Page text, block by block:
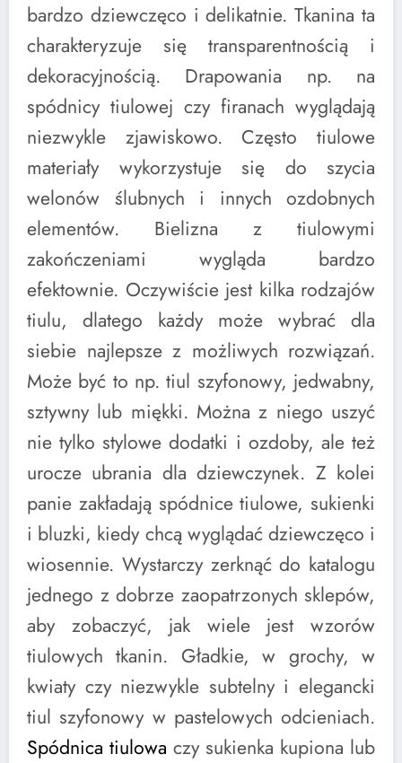
bardzo dziewczęco i delikatnie. Tkanina ta
charakteryzuje się transparentnością i
dekoracyjnością. Drapowania np. na
spódnicy tiulowej czy firanach wyglądają
niezwykle zjawiskowo. Często tiulowe
materiały wykorzystuje się do szycia
welonów ślubnych i innych ozdobnych
elementów. Bielizna z tiulowymi
zakończeniami wygląda bardzo
efektownie. Oczywiście jest kilka rodzajów
tiulu, dlatego każdy może wybrać dla
siebie najlepsze z możliwych rozwiązań.
Może być to np. tiul szyfonowy, jedwabny,
sztywny lub miękki. Można z niego uszyć
nie tylko stylowe dodatki i ozdoby, ale też
urocze ubrania dla dziewczynek. Z kolei
panie zakładają spódnice tiulowe, sukienki
i bluzki, kiedy chcą wyglądać dziewczęco i
wiosennie. Wystarczy zerknąć do katalogu
jednego z dobrze zaopatrzonych sklepów,
aby zobaczyć, jak wiele jest wzorów
tiulowych tkanin. Gładkie, w grochy, w
kwiaty czy niezwykle subtelny i elegancki
tiul szyfonowy w pastelowych odcieniach.
Spódnica tiulowa czy sukienka kupiona lub